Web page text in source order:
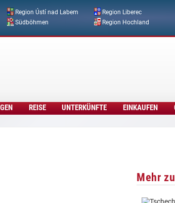
Direkt zum Inhalt
Region Ústí nad Labem Region Liberec
Südböhmen Region Hochland
REISE UNTERKÜNFTE EINKAUFEN
Mehr